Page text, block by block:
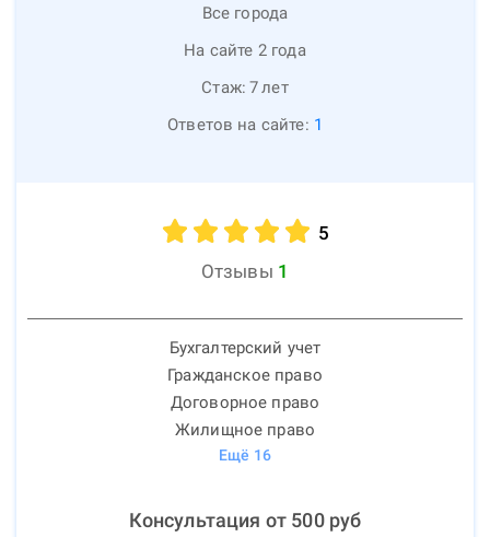
Все города
На сайте 2 года
Стаж: 7лет
Ответов на сайте: 1
5
Отзывы 1
Бухгалтерский учет
Гражданское право
Договорное право
Жилищное право
Ещё 16
Консультация от 500руб